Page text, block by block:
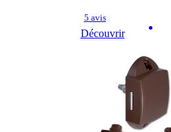
5 avis
Découvrir